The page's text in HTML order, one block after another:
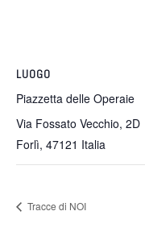
LUOGO
Piazzetta delle Operaie
Via Fossato Vecchio, 2D
Forlì, 47121 Italia
Tracce di NOI